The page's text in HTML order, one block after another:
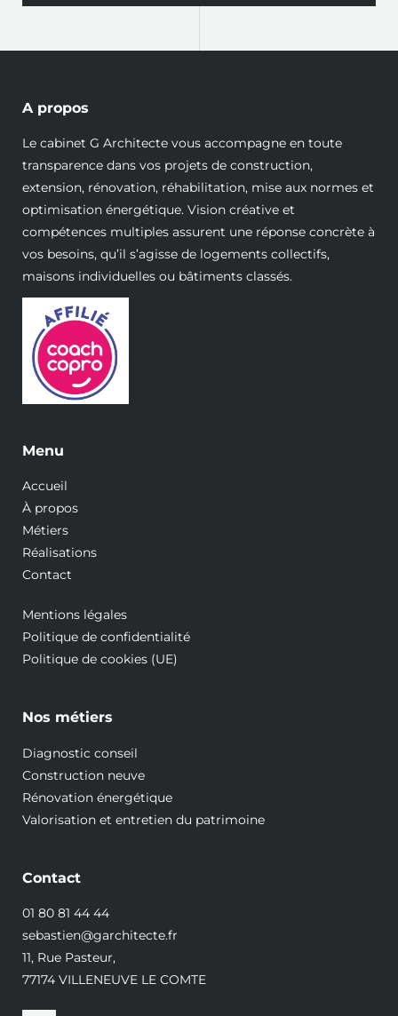
A propos
Le cabinet G Architecte vous accompagne en toute
transparence dans vos projets de construction,
extension, rénovation, réhabilitation, mise aux normes et
optimisation énergétique. Vision créative et
compétences multiples assurent une réponse concrète à
vos besoins, qu’il s’agisse de logements collectifs,
maisons individuelles ou bâtiments classés.
Menu
Accueil
À propos
Métiers
Réalisations
Contact
Mentions légales
Politique de confidentialité
Politique de cookies (UE)
Nos métiers
Diagnostic conseil
Construction neuve
Rénovation énergétique
Valorisation et entretien du patrimoine
Contact
01 80 81 44 44
sebastien@garchitecte.fr
11, Rue Pasteur,
77174 VILLENEUVE LE COMTE